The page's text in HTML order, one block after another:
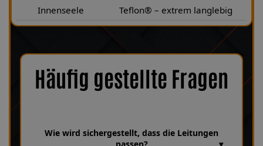
Innenseele
Teflon® – extrem langlebig
Häufig gestellte Fragen
Wie wird sichergestellt, dass die Leitungen